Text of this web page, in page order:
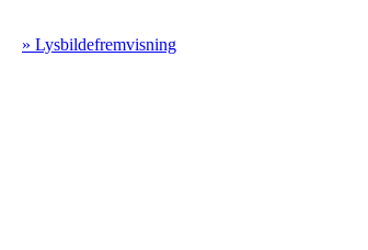
» Lysbildefremvisning